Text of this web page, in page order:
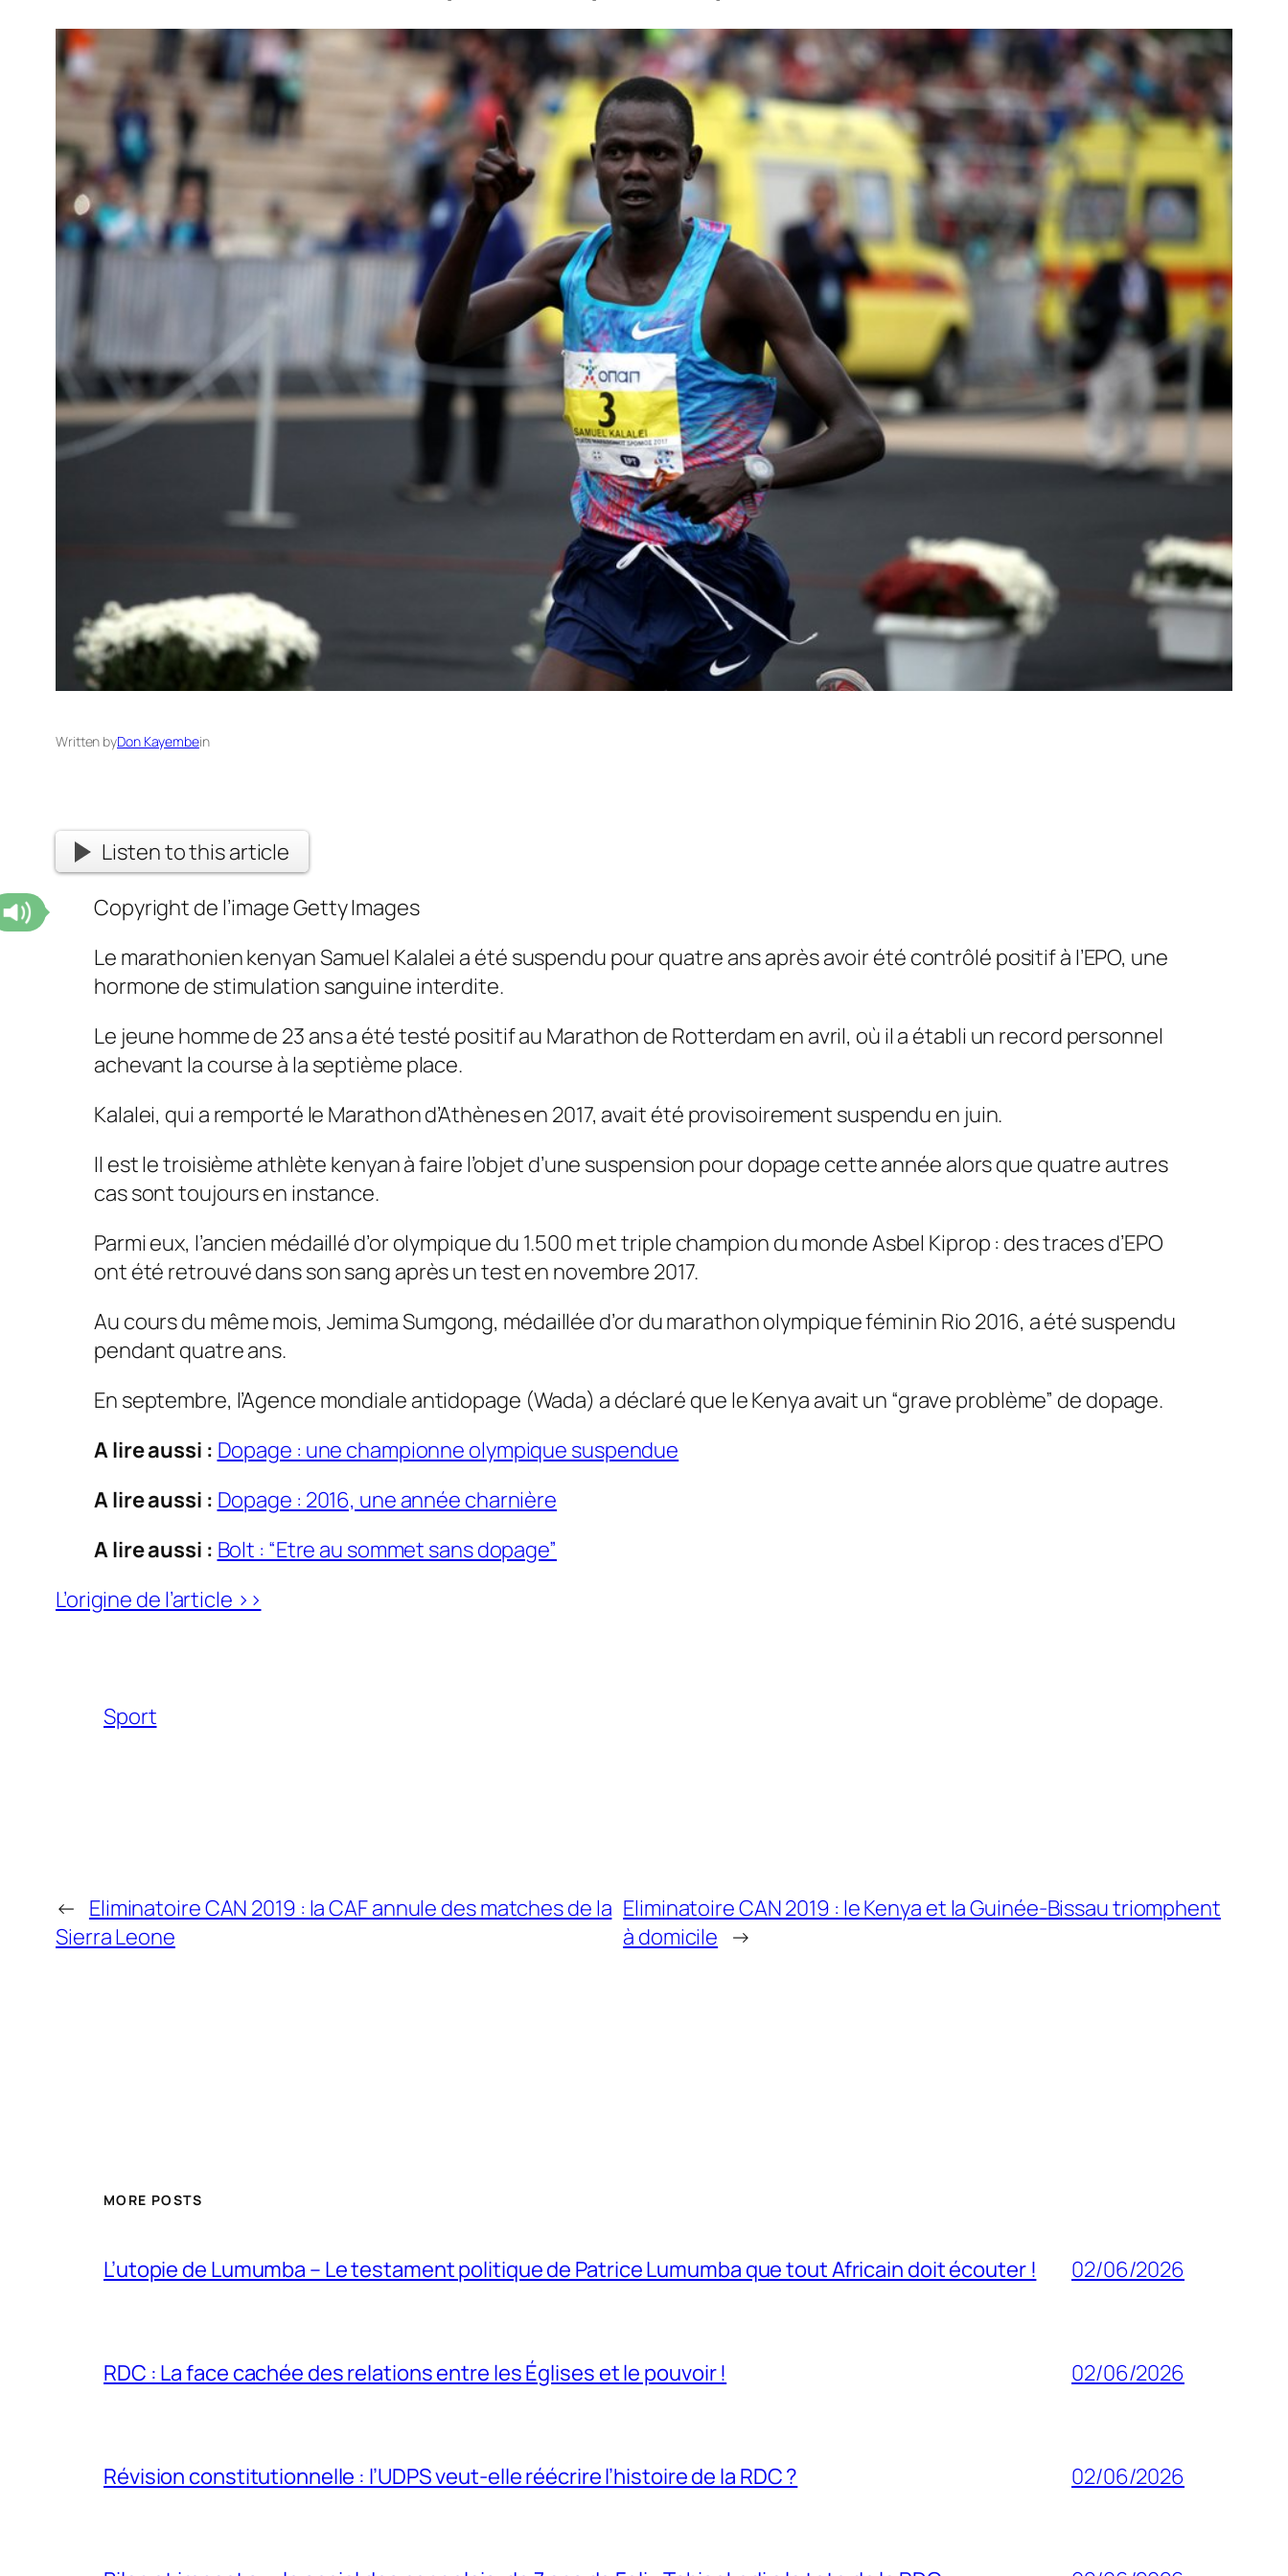
Written byDon Kayembein
Listen to this article
Copyright de l’imageGetty Images
Le marathonien kenyan Samuel Kalalei a été suspendu pour quatre ans après avoir été contrôlé positif à l’EPO, une
hormone de stimulation sanguine interdite.
Le jeune homme de 23 ans a été testé positif au Marathon de Rotterdam en avril, où il a établi un record personnel
achevant la course à la septième place.
Kalalei, qui a remporté le Marathon d’Athènes en 2017, avait été provisoirement suspendu en juin.
Il est le troisième athlète kenyan à faire l’objet d’une suspension pour dopage cette année alors que quatre autres
cas sont toujours en instance.
Parmi eux, l’ancien médaillé d’or olympique du 1.500 m et triple champion du monde Asbel Kiprop : des traces d’EPO
ont été retrouvé dans son sang après un test en novembre 2017.
Au cours du même mois, Jemima Sumgong, médaillée d’or du marathon olympique féminin Rio 2016, a été suspendu
pendant quatre ans.
En septembre, l’Agence mondiale antidopage (Wada) a déclaré que le Kenya avait un “grave problème” de dopage.
A lire aussi : Dopage : une championne olympique suspendue
A lire aussi : Dopage : 2016, une année charnière
A lire aussi : Bolt : “Etre au sommet sans dopage”
L’origine de l’article >>
Sport
← Eliminatoire CAN 2019 : la CAF annule des matches de la
Sierra Leone
Eliminatoire CAN 2019 : le Kenya et la Guinée-Bissau triomphent
à domicile →
MORE POSTS
L’utopie de Lumumba – Le testament politique de Patrice Lumumba que tout Africain doit écouter ! 02/06/2026
RDC : La face cachée des relations entre les Églises et le pouvoir ! 02/06/2026
Révision constitutionnelle : l’UDPS veut-elle réécrire l’histoire de la RDC ? 02/06/2026